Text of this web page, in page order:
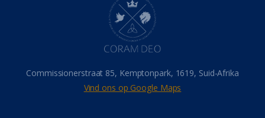
Hemel (31)
Israel (14)
Millennium(1)
Oordeelsdag(19)
Verheerlikte liggaam
Wederkoms
(27)
Gebed(87)
Commissionerstraat 85, Kemptonpark, 1619, Suid-Afrika
Vind ons op Google Maps